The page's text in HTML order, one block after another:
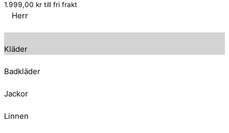
1.999,00 kr till fri frakt
Herr
Kläder
Badkläder
Jackor
Linnen